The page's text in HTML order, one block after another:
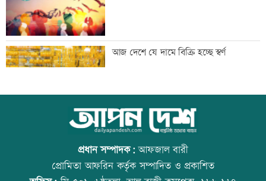
মাগুরায় সাকিব আল হাসানের বাড়িতে হামলা
জুলাই সনদ নিয়ে উত্তাল কুড়িগ্রামের রাজপথ
আজ দেশে যে দামে বিক্রি হচ্ছে স্বর্ণ
আজ বিশ্ব বন্ধু দিবস
প্রধান সম্পাদক:আফজাল বারী
প্রোমিতা আফরিন কর্তৃক সম্পাদিত ও প্রকাশিত